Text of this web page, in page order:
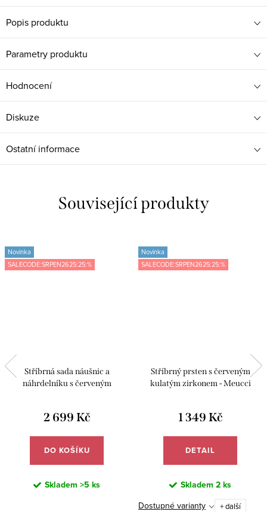
Popis produktu
Parametry produktu
Hodnocení
Diskuze
Ostatní informace
Související produkty
Novinka
SALECODE:SRPEN2625:25:%
Stříbrná sada náušnic a
náhrdelníku s červeným
2 699 Kč
DO KOŠÍKU
Skladem >5 ks
Novinka
SALECODE:SRPEN2625:25:%
Stříbrný prsten s červeným
kulatým zirkonem - Meucci
1 349 Kč
DETAIL
Skladem 2 ks
Dostupné varianty + další